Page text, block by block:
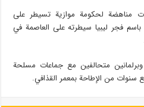
مناهضة لحكومة موازية تسيطر على
فجر ليبيا سيطرته على العاصمة في
متحالفين مع جماعات مسلحة
سنوات من الإطاحة بمعمر القذافي.